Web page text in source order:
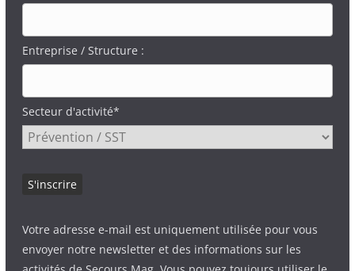
Entreprise / Structure :
Secteur d'activité*
Votre adresse e-mail est uniquement utilisée pour vous
envoyer notre newsletter et des informations sur les